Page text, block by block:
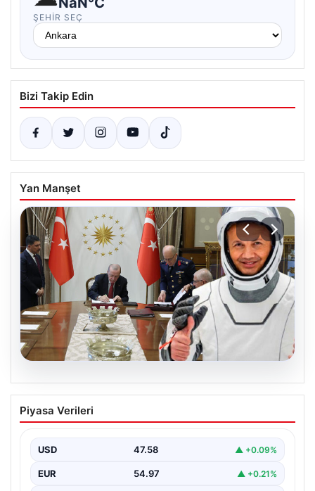
ŞEHIR SEÇ
Bizi Takip Edin
Yan Manşet
05.08.2026
Yüksek Askeri Şura (YAŞ) kararları
açıklandı, Alper Gezeravcı terfi etti
Piyasa Verileri
USD 47.58 ▲ +0.09%
EUR 54.97 ▲ +0.21%